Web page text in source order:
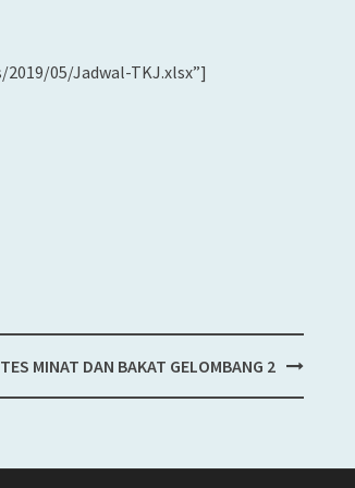
05/Jadwal-TKJ.xlsx”]
MINAT DAN BAKAT GELOMBANG 2